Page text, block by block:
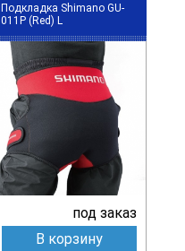
Подкладка Shimano GU-
011P (Red) L
под заказ
В корзину